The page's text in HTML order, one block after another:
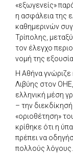
«εξωγενείς»
η ασφάλεια της
καθημερινών
Τρίπολης,
τον έλεγχο
νομή της
Η Αθήνα γνώριζε
Λιβύης στον
ελληνική μέση
– την
«οριοθέτηση»
κρίθηκε ότι η
πρέπει να
πολλούς λόγους.